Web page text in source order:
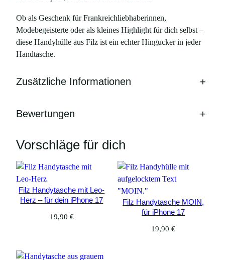
ü
r
P
h
e
M
g
Ob als Geschenk für Frankreichliebhaberinnen,
Modebegeisterte oder als kleines Highlight für dich selbst –
diese Handyhülle aus Filz ist ein echter Hingucker in jeder
Handtasche.
Zusätzliche Informationen +
Bewertungen +
Vorschläge für dich
Filz Handytasche mit Leo-
Herz – für dein iPhone 17
19,90 €
Filz Handytasche MOIN,
für iPhone 17
19,90€